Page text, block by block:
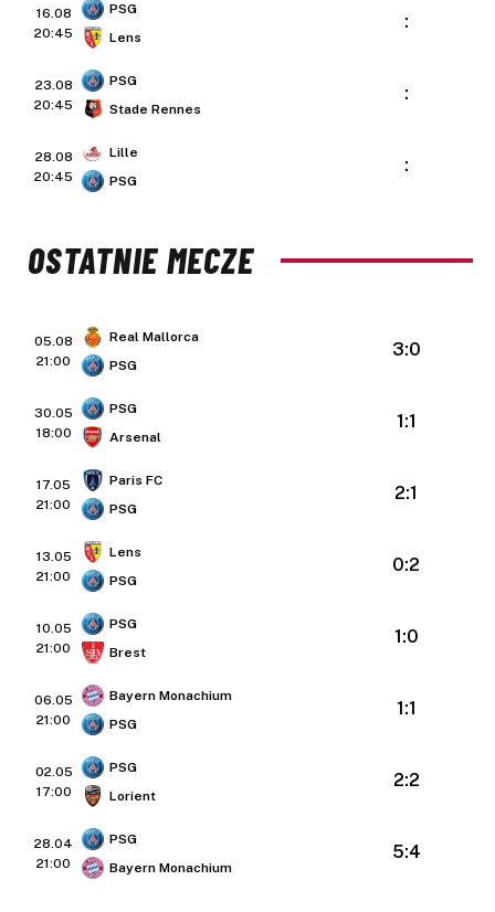
16.08
20:45
PSG
Lens
:
23.08
20:45
PSG
Stade Rennes
:
28.08
20:45
Lille
PSG
:
OSTATNIE MECZE
05.08
21:00
Real Mallorca
PSG
3:0
30.05
18:00
PSG
Arsenal
1:1
17.05
21:00
Paris FC
PSG
2:1
13.05
21:00
Lens
PSG
0:2
10.05
21:00
PSG
Brest
1:0
06.05
21:00
Bayern Monachium
PSG
1:1
02.05
17:00
PSG
Lorient
2:2
28.04
21:00
PSG
Bayern Monachium
5:4